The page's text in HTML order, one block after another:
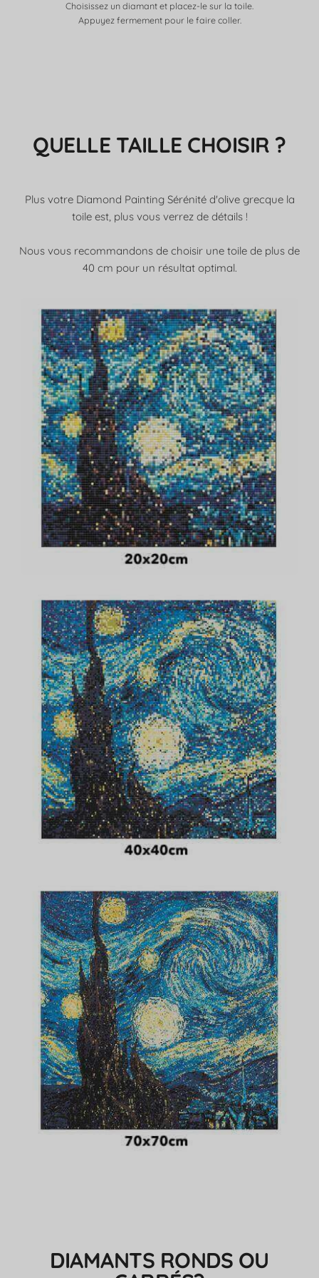
Choisissez un diamant et placez-le sur la toile.
Appuyez fermement pour le faire coller.
QUELLE TAILLE CHOISIR ?
Plus votre Diamond Painting Sérénité d'olive grecque la
toile est, plus vous verrez de détails !
Nous vous recommandons de choisir une toile de plus de
40 cm pour un résultat optimal.
DIAMANTS RONDS OU